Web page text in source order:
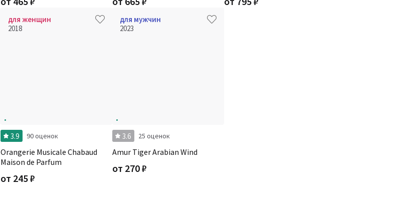
для женщин
2018
3.9 90 оценок
Orangerie Musicale Chabaud
Maison de Parfum
от 245₽
для мужчин
2023
3.6 25 оценок
Amur Tiger Arabian Wind
от 270₽